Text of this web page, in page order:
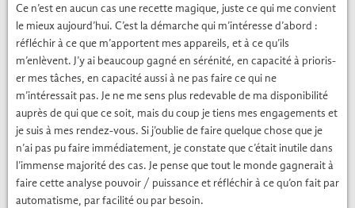
Ce n’est en aucun cas une recette mag­ique, juste ce qui me con­vient
le mieux aujourd’hui. C’est la démarche qui m’intéresse d’abord :
réfléchir à ce que m’apportent mes appareils, et à ce qu’ils
m’enlèvent. J’y ai beau­coup gag­né en sérénité, en capac­ité à pri­oris­
er mes tâch­es, en capac­ité aus­si à ne pas faire ce qui ne
m’intéressait pas. Je ne me sens plus redev­able de ma disponi­bil­ité
auprès de qui que ce soit, mais du coup je tiens mes engage­ments et
je suis à mes ren­dez-vous. Si j’oublie de faire quelque chose que je
n’ai pas pu faire immé­di­ate­ment, je con­state que c’était inutile dans
l’immense majorité des cas. Je pense que tout le monde gag­n­erait à
faire cette analyse pou­voir / puis­sance et réfléchir à ce qu’on fait par
automa­tisme, par facil­ité ou par besoin.